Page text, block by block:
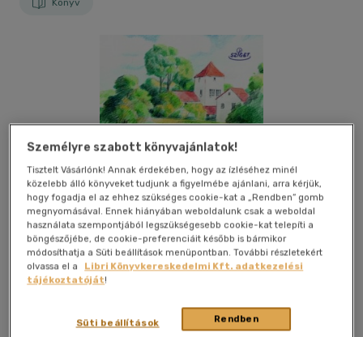
Könyv
Megosztom
Személyre szabott könyvajánlatok!
Tisztelt Vásárlónk! Annak érdekében, hogy az ízléséhez minél
közelebb álló könyveket tudjunk a figyelmébe ajánlani, arra kérjük,
hogy fogadja el az ehhez szükséges cookie-kat a „Rendben” gomb
megnyomásával. Ennek hiányában weboldalunk csak a weboldal
használata szempontjából legszükségesebb cookie-kat telepíti a
böngészőjébe, de cookie-preferenciáit később is bármikor
módosíthatja a Süti beállítások menüpontban. További részletekért
olvassa el a
Libri Könyvkereskedelmi Kft. adatkezelési
tájékoztatóját!
Rendben
Süti beállítások